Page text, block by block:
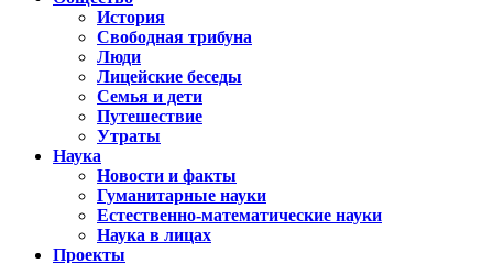
История
Свободная трибуна
Люди
Лицейские беседы
Семья и дети
Путешествие
Утраты
Наука
Новости и факты
Гуманитарные науки
Естественно-математические науки
Наука в лицах
Проекты